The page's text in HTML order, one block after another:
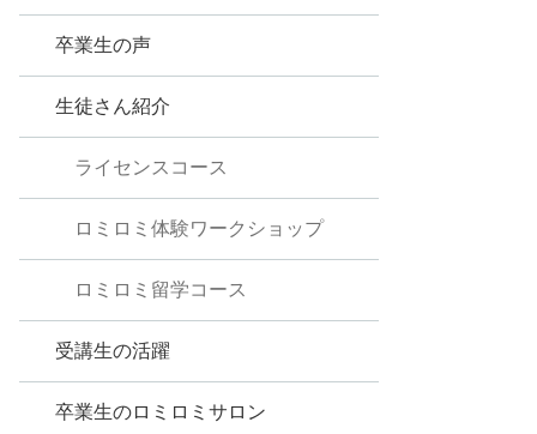
卒業生の声
生徒さん紹介
ライセンスコース
ロミロミ体験ワークショップ
ロミロミ留学コース
受講生の活躍
卒業生のロミロミサロン